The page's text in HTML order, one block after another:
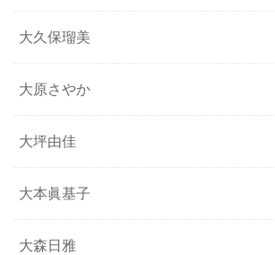
大久保瑠美
大原さやか
大坪由佳
大本眞基子
大森日雅